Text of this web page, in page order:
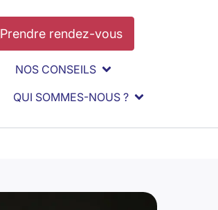
Prendre rendez-vous
NOS CONSEILS
QUI SOMMES-NOUS ?